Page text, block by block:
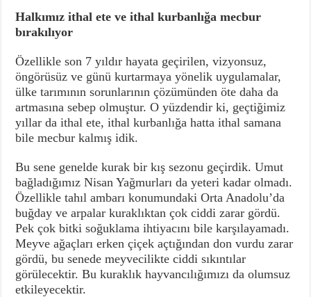
Halkımız ithal ete ve ithal kurbanlığa mecbur
bırakılıyor
Özellikle son 7 yıldır hayata geçirilen, vizyonsuz,
öngörüsüz ve günü kurtarmaya yönelik uygulamalar,
ülke tarımının sorunlarının çözümünden öte daha da
artmasına sebep olmuştur. O yüzdendir ki, geçtiğimiz
yıllar da ithal ete, ithal kurbanlığa hatta ithal samana
bile mecbur kalmış idik.
Bu sene genelde kurak bir kış sezonu geçirdik. Umut
bağladığımız Nisan Yağmurları da yeteri kadar olmadı.
Özellikle tahıl ambarı konumundaki Orta Anadolu’da
buğday ve arpalar kuraklıktan çok ciddi zarar gördü.
Pek çok bitki soğuklama ihtiyacını bile karşılayamadı.
Meyve ağaçları erken çiçek açtığından don vurdu zarar
gördü, bu senede meyvecilikte ciddi sıkıntılar
görülecektir. Bu kuraklık hayvancılığımızı da olumsuz
etkileyecektir.